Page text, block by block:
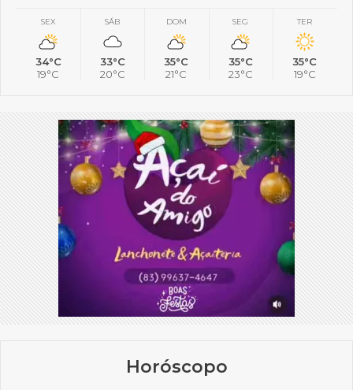
SEX
34°C
19°C
SÁB
33°C
20°C
DOM
35°C
21°C
SEG
35°C
23°C
TER
35°C
19°C
Horóscopo